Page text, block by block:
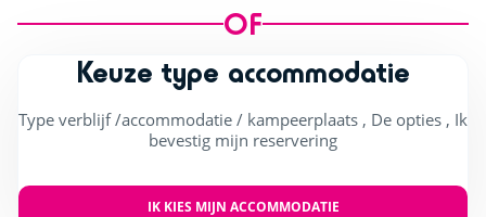
OF
Keuze type accommodatie
Type verblijf /accommodatie / kampeerplaats , De opties , Ik
bevestig mijn reservering
IK KIES MIJN ACCOMMODATIE